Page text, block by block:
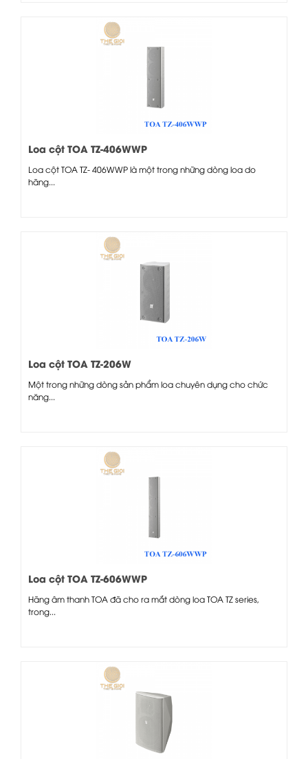
Loa cột TOA TZ-406WWP
Loa cột TOA TZ- 406WWP là một trong những dòng loa do
hãng...
Loa cột TOA TZ-206W
Một trong những dòng sản phẩm loa chuyên dụng cho chức
năng...
Loa cột TOA TZ-606WWP
Hãng âm thanh TOA đã cho ra mắt dòng loa TOA TZ series,
trong...